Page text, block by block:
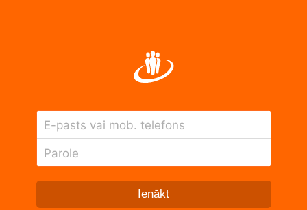
E-pasts vai mob. telefons
Parole
Ienākt